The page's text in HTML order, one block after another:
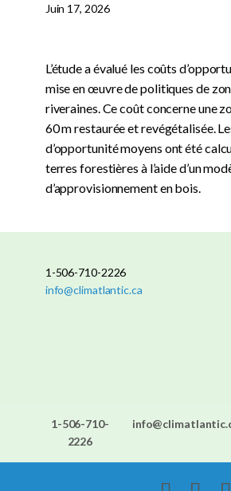
Juin 17, 2026
L’étude a évalué les coûts
mise en œuvre de politiques de
riveraines. Ce coût concerne une
60 m restaurée et revégétalisée.
d’opportunité moyens ont été
terres forestières à l’aide d’un
d’approvisionnement en bois.
1-506-710-2226
info@climatlantic.ca
1-506-710-
2226